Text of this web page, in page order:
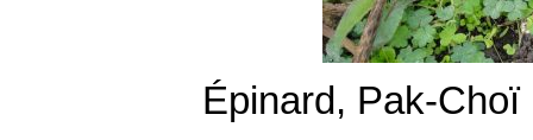
Épinard, Pak-